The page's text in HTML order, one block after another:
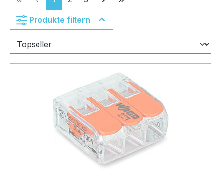
Produkte filtern